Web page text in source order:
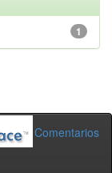
1
Comentarios